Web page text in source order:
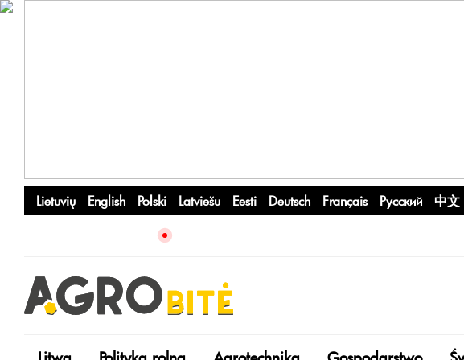
Lietuvių English Polski Latviešu Eesti Deutsch Français Русский 中文